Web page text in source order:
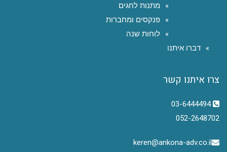
מתנות לחגים
פנקסים ומחברות
לוחות שנה
דברו איתנו
צרו איתנו קשר
03-6444494
052-2648702
keren@ankona-adv.co.il